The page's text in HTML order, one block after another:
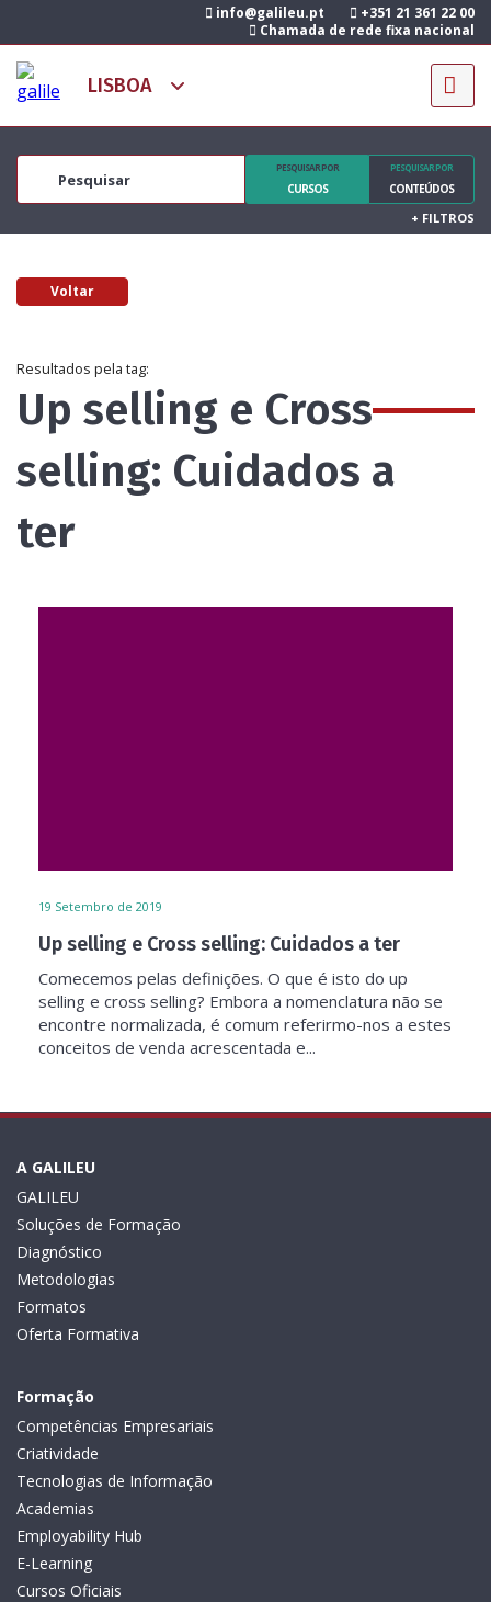
info@galileu.pt
+351 21 361 22 00
Chamada de rede fixa nacional
PESQUISAR POR
CURSOS
PESQUISAR POR
CONTEÚDOS
+ FILTROS
Voltar
Resultados pela tag:
Up selling e Cross
selling: Cuidados a
ter
19 Setembro de 2019
Up selling e Cross selling: Cuidados a ter
Comecemos pelas definições. O que é isto do up
selling e cross selling? Embora a nomenclatura não se
encontre normalizada, é comum referirmo-nos a estes
conceitos de venda acrescentada e...
A GALILEU
GALILEU
Soluções de Formação
Diagnóstico
Metodologias
Formatos
Oferta Formativa
Formação
Competências Empresariais
Criatividade
Tecnologias de Informação
Academias
Employability Hub
E-Learning
Cursos Oficiais